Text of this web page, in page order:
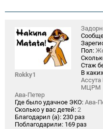
Rokky1
Пол:
Стаж
В
МЦРМ
Ава-Петер
Где было удачное ЭКО: Ава-
Сколько у вас детей: 2
Благодарил (а): 230 раз
Поблагодарили: 169 раз